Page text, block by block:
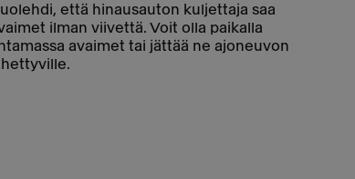
että hinausauton kuljettaja saa
ilman viivettä. Voit olla paikalla
avaimet tai jättää ne ajoneuvon